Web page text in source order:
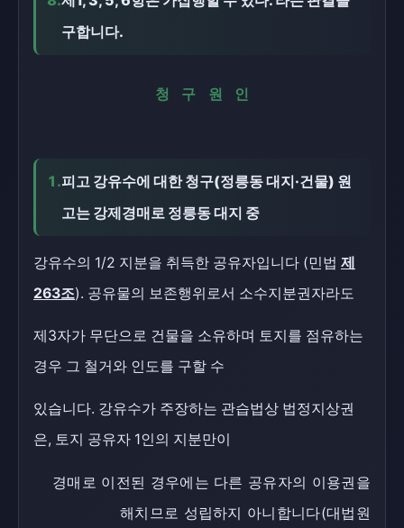
구합니다.
청 구 원 인
1.피고 강유수에 대한 청구(정릉동 대지·건물) 원
고는 강제경매로 정릉동 대지 중
강유수의 1/2 지분을 취득한 공유자입니다 (민법 제
263조). 공유물의 보존행위로서 소수지분권자라도
제3자가 무단으로 건물을 소유하며 토지를 점유하는
경우 그 철거와 인도를 구할 수
있습니다. 강유수가 주장하는 관습법상 법정지상권
은, 토지 공유자 1인의 지분만이
경매로 이전된 경우에는 다른 공유자의 이용권을
해치므로 성립하지 아니합니다(대법원